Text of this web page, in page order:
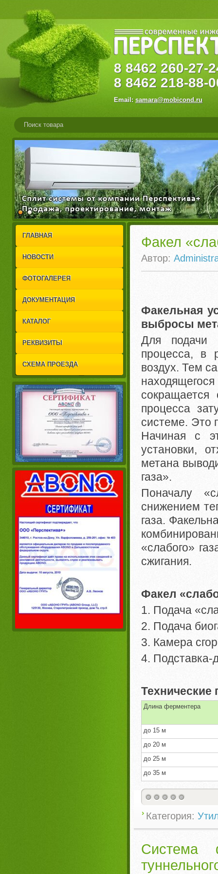
8 8462 260-
8 8462 218-88-
Email: samara@mobicond.ru
1
2
ГЛАВНАЯ
НОВОСТИ
ФОТОГАЛЕРЕЯ
ДОКУМЕНТАЦИЯ
КАТАЛОГ
РЕКВИЗИТЫ
СХЕМА ПРОЕЗДА
Факел
Автор:
Факельная
выбросы
Для подачи
процесса, в
воздух. Тем
процесса
системе. Это
Начиная с
установки,
метана
газа».
Поначалу
снижением
газа.
«слабого»
сжигания.
Факел
1. Подача
2. Подача
3. Камера
4. Подставка-
Технические
Длина ферментера
до 15 м
до 20 м
до 25 м
до 35 м
Категория:
Система